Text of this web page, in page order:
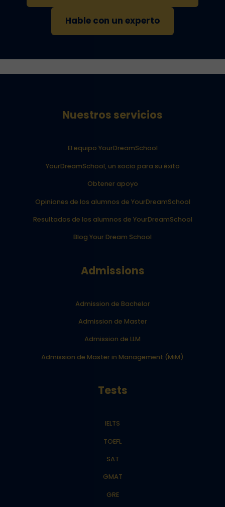
Hable con un experto
Nuestros servicios
El equipo YourDreamSchool
YourDreamSchool, un socio para su éxito
Obtener apoyo
Opiniones de los alumnos de YourDreamSchool
Resultados de los alumnos de YourDreamSchool
Blog Your Dream School
Admissions
Admission de Bachelor
Admission de Master
Admission de LLM
Admission de Master in Management (MiM)
Tests
IELTS
TOEFL
SAT
GMAT
GRE